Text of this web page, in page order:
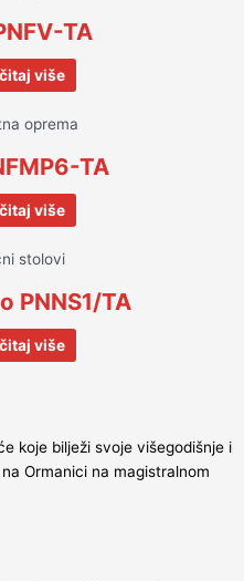
TA
više
oprema
TA
više
stolovi
PNNS1/TA
više
koje bilježi svoje višegodišnje i
Ormanici na magistralnom